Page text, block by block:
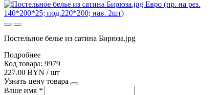
Постельное белье из сатина Бирюза.jpg
Подробнее
Код товара: 9979
227.00 BYN / шт
Узнать цену товара
Ваше имя *